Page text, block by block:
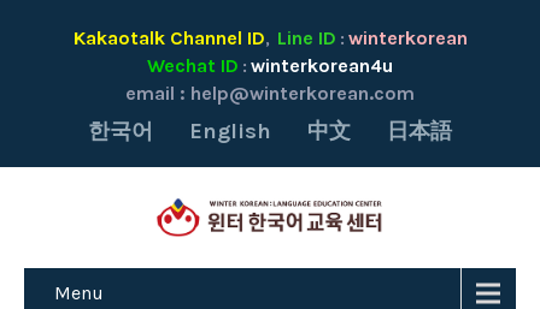
Kakaotalk Channel ID, Line ID : winterkorean
Wechat ID : winterkorean4u
email : help@winterkorean.com
한국어 English 中文 日本語
Menu